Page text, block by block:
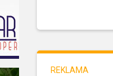
REKLAMA